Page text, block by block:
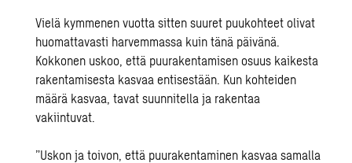
Vielä kymmenen vuotta sitten suuret puukohteet olivat
huomattavasti harvemmassa kuin tänä päivänä.
Kokkonen uskoo, että puurakentamisen osuus kaikesta
rakentamisesta kasvaa entisestään. Kun kohteiden
määrä kasvaa, tavat suunnitella ja rakentaa
vakiintuvat.
”Uskon ja toivon, että puurakentaminen kasvaa samalla